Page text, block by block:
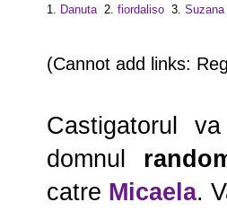
1. Danuta 2. fiordaliso 3. Suzana
(Cannot add links:
Castigatorul
domnul
catre Micaela.